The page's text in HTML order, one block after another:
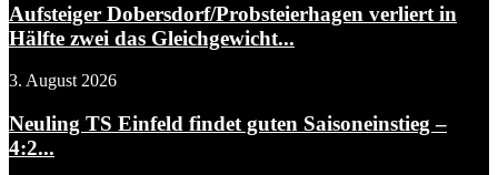
Aufsteiger Dobersdorf/Probsteierhagen verliert in
Hälfte zwei das Gleichgewicht...
3. August 2026
Neuling TS Einfeld findet guten Saisoneinstieg –
4:2...